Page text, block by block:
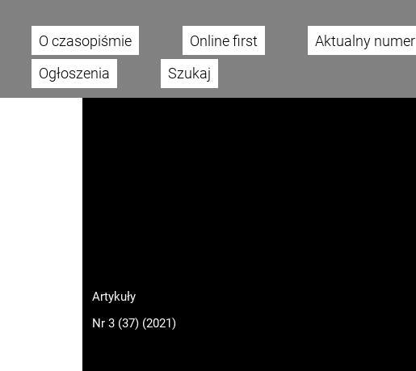
Main menu
O czasopiśmie Online first Aktualny numer
Ogłoszenia
Szukaj
Artykuły
Nr 3 (37) (2021)